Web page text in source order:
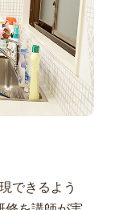
できるよう